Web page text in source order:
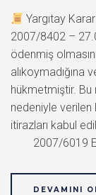
Yargıtay
2007/8402 –
ödenmiş
alıkoymadığına
hükmetmiştir. Bu
nedeniyle
itirazları kabul
2007/6019 E.
DEVAMINI